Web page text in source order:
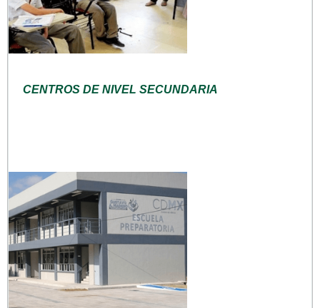
CENTROS DE NIVEL SECUNDARIA